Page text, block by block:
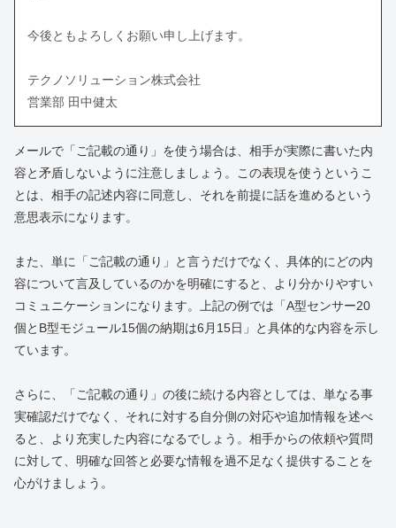
今後ともよろしくお願い申し上げます。
テクノソリューション株式会社
営業部 田中健太
メールで「ご記載の通り」を使う場合は、相手が実際に書いた内
容と矛盾しないように注意しましょう。この表現を使うというこ
とは、相手の記述内容に同意し、それを前提に話を進めるという
意思表示になります。
また、単に「ご記載の通り」と言うだけでなく、具体的にどの内
容について言及しているのかを明確にすると、より分かりやすい
コミュニケーションになります。上記の例では「A型センサー20
個とB型モジュール15個の納期は6月15日」と具体的な内容を示し
ています。
さらに、「ご記載の通り」の後に続ける内容としては、単なる事
実確認だけでなく、それに対する自分側の対応や追加情報を述べ
ると、より充実した内容になるでしょう。相手からの依頼や質問
に対して、明確な回答と必要な情報を過不足なく提供することを
心がけましょう。